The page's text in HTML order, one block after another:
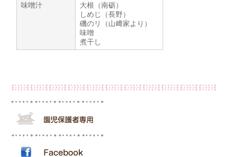
味噌汁
大根（南砺）
しめじ（長野）
磯のリ（山﨑家より）
味噌
煮干し